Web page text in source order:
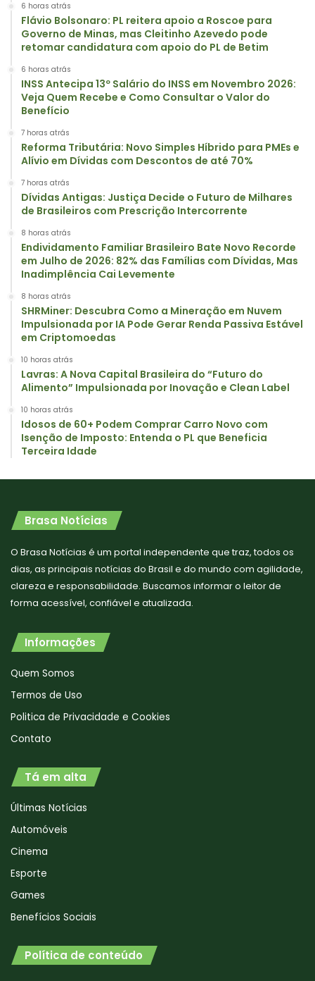
6 horas atrás
Flávio Bolsonaro: PL reitera apoio a Roscoe para
Governo de Minas, mas Cleitinho Azevedo pode
retomar candidatura com apoio do PL de Betim
6 horas atrás
INSS Antecipa 13º Salário do INSS em Novembro 2026:
Veja Quem Recebe e Como Consultar o Valor do
Benefício
7 horas atrás
Reforma Tributária: Novo Simples Híbrido para PMEs e
Alívio em Dívidas com Descontos de até 70%
7 horas atrás
Dívidas Antigas: Justiça Decide o Futuro de Milhares
de Brasileiros com Prescrição Intercorrente
8 horas atrás
Endividamento Familiar Brasileiro Bate Novo Recorde
em Julho de 2026: 82% das Famílias com Dívidas, Mas
Inadimplência Cai Levemente
8 horas atrás
SHRMiner: Descubra Como a Mineração em Nuvem
Impulsionada por IA Pode Gerar Renda Passiva Estável
em Criptomoedas
10 horas atrás
Lavras: A Nova Capital Brasileira do “Futuro do
Alimento” Impulsionada por Inovação e Clean Label
10 horas atrás
Idosos de 60+ Podem Comprar Carro Novo com
Isenção de Imposto: Entenda o PL que Beneficia
Terceira Idade
Brasa Notícias
O Brasa Notícias é um portal independente que traz, todos os
dias, as principais notícias do Brasil e do mundo com agilidade,
clareza e responsabilidade. Buscamos informar o leitor de
forma acessível, confiável e atualizada.
Informações
Quem Somos
Termos de Uso
Politica de Privacidade e Cookies
Contato
Tá em alta
Últimas Notícias
Automóveis
Cinema
Esporte
Games
Benefícios Sociais
Política de conteúdo